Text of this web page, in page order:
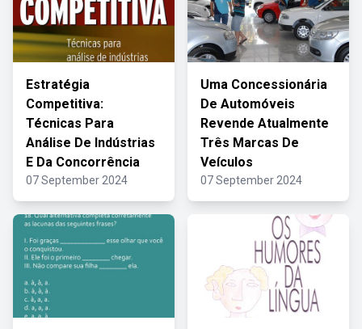
Estratégia
Competitiva:
Técnicas Para
Análise De Indústrias
E Da Concorrência
07 September 2024
Uma Concessionária
De Automóveis
Revende Atualmente
Três Marcas De
Veículos
07 September 2024